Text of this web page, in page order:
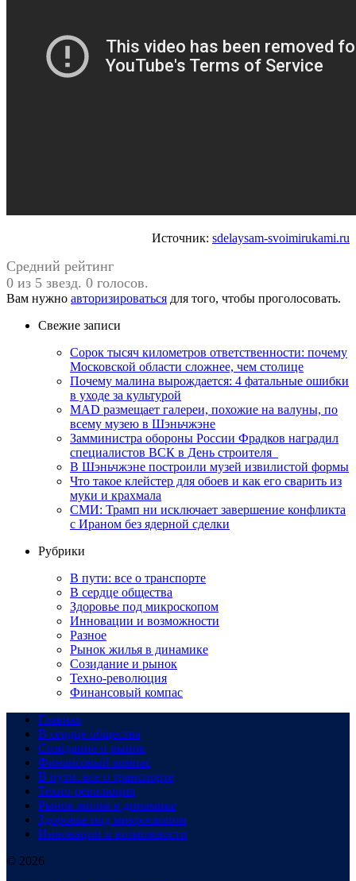
Источник: sdelaysam-svoimirukami.ru
Средний рейтинг
0 из 5 звезд. 0 голосов.
Вам нужно авторизироваться для того, чтобы проголосовать.
Свежие записи
Сорок тысяч километров ответственности: почему
Московской области сложнее, чем столице
Почему малина вырождается: 4 фатальные ошибки
в уходе за культурой
MAD размещает галереи, похожие на валуны, по
всему музею в Шэньчжэне
Замминистра обороны России Фрадков наградил
специалистов ВСК в День строителя
В Шэньчжэне построили музей извилистой формы
Что такое клейстер для обоев и как его сварить из
муки и крахмала
СМИ: Трамп ни исключает завершение конфликта
с Ираном без ядерной сделки
Рубрики
В пути: все о транспорте
В сердце общества
Здоровье под микроскопом
Инновации и возможности
Разное
Рынок жилья в динамике
Созидание и рынок
Техно-революция
Финансовый компас
Главная
В сердце общества
Созидание и рынок
Финансовый компас
В пути: все о транспорте
Техно-революция
Рынок жилья в динамике
Здоровье под микроскопом
Инновации и возможности
© 2026